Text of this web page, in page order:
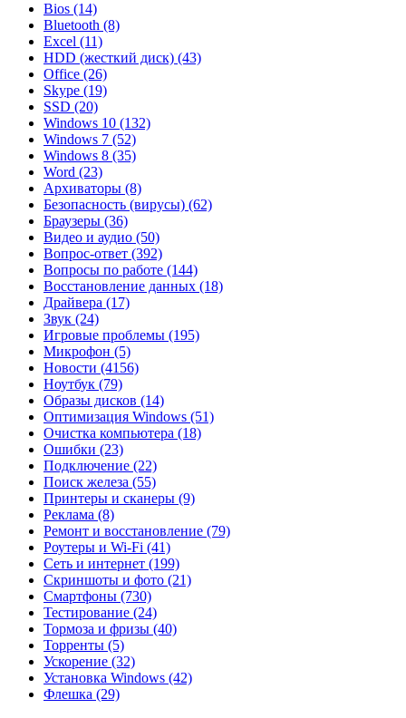
Bios (14)
Bluetooth (8)
Excel (11)
HDD (жесткий диск) (43)
Office (26)
Skype (19)
SSD (20)
Windows 10 (132)
Windows 7 (52)
Windows 8 (35)
Word (23)
Архиваторы (8)
Безопасность (вирусы) (62)
Браузеры (36)
Видео и аудио (50)
Вопрос-ответ (392)
Вопросы по работе (144)
Восстановление данных (18)
Драйвера (17)
Звук (24)
Игровые проблемы (195)
Микрофон (5)
Новости (4156)
Ноутбук (79)
Образы дисков (14)
Оптимизация Windows (51)
Очистка компьютера (18)
Ошибки (23)
Подключение (22)
Поиск железа (55)
Принтеры и сканеры (9)
Реклама (8)
Ремонт и восстановление (79)
Роутеры и Wi-Fi (41)
Сеть и интернет (199)
Скриншоты и фото (21)
Смартфоны (730)
Тестирование (24)
Тормоза и фризы (40)
Торренты (5)
Ускорение (32)
Установка Windows (42)
Флешка (29)